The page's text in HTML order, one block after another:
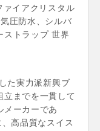
ァイアクリスタル
圧防水、シルバ
ストラップ 世界
た実力派新興ブ
立までを一貫して
メーカーであ
高品質なスイス